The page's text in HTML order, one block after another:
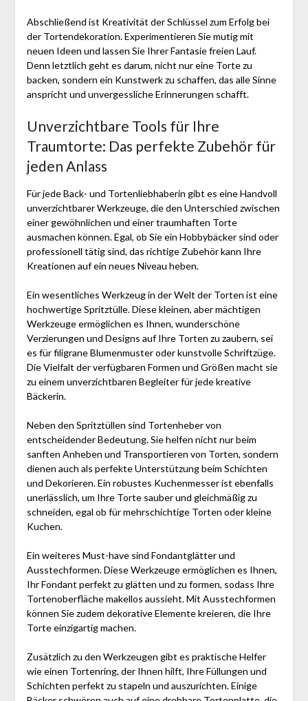
Abschließend ist Kreativität der Schlüssel zum Erfolg bei
der Tortendekoration. Experimentieren Sie mutig mit
neuen Ideen und lassen Sie Ihrer Fantasie freien Lauf.
Denn letztlich geht es darum, nicht nur eine Torte zu
backen, sondern ein Kunstwerk zu schaffen, das alle Sinne
anspricht und unvergessliche Erinnerungen schafft.
Unverzichtbare Tools für Ihre
Traumtorte: Das perfekte Zubehör für
jeden Anlass
Für jede Back- und Tortenliebhaberin gibt es eine Handvoll
unverzichtbarer Werkzeuge, die den Unterschied zwischen
einer gewöhnlichen und einer traumhaften Torte
ausmachen können. Egal, ob Sie ein Hobbybäcker sind oder
professionell tätig sind, das richtige Zubehör kann Ihre
Kreationen auf ein neues Niveau heben.
Ein wesentliches Werkzeug in der Welt der Torten ist eine
hochwertige Spritztülle. Diese kleinen, aber mächtigen
Werkzeuge ermöglichen es Ihnen, wunderschöne
Verzierungen und Designs auf Ihre Torten zu zaubern, sei
es für filigrane Blumenmuster oder kunstvolle Schriftzüge.
Die Vielfalt der verfügbaren Formen und Größen macht sie
zu einem unverzichtbaren Begleiter für jede kreative
Bäckerin.
Neben den Spritztüllen sind Tortenheber von
entscheidender Bedeutung. Sie helfen nicht nur beim
sanften Anheben und Transportieren von Torten, sondern
dienen auch als perfekte Unterstützung beim Schichten
und Dekorieren. Ein robustes Kuchenmesser ist ebenfalls
unerlässlich, um Ihre Torte sauber und gleichmäßig zu
schneiden, egal ob für mehrschichtige Torten oder kleine
Kuchen.
Ein weiteres Must-have sind Fondantglätter und
Ausstechformen. Diese Werkzeuge ermöglichen es Ihnen,
Ihr Fondant perfekt zu glätten und zu formen, sodass Ihre
Tortenoberfläche makellos aussieht. Mit Ausstechformen
können Sie zudem dekorative Elemente kreieren, die Ihre
Torte einzigartig machen.
Zusätzlich zu den Werkzeugen gibt es praktische Helfer
wie einen Tortenring, der Ihnen hilft, Ihre Füllungen und
Schichten perfekt zu stapeln und auszurichten. Einige